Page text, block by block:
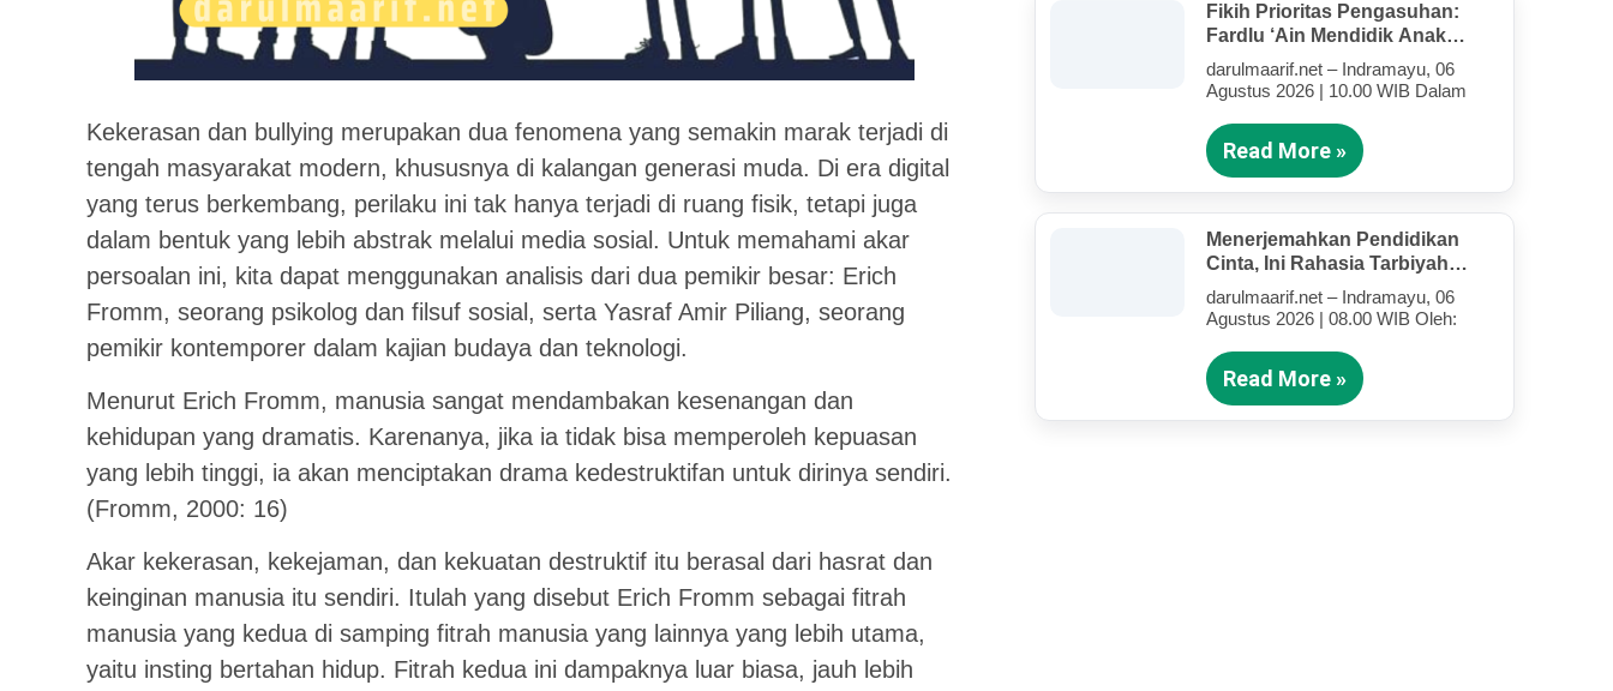
Kekerasan dan bullying merupakan dua fenomena yang semakin marak terjadi di
tengah masyarakat modern, khususnya di kalangan generasi muda. Di era digital
yang terus berkembang, perilaku ini tak hanya terjadi di ruang fisik, tetapi juga
dalam bentuk yang lebih abstrak melalui media sosial. Untuk memahami akar
persoalan ini, kita dapat menggunakan analisis dari dua pemikir besar: Erich
Fromm, seorang psikolog dan filsuf sosial, serta Yasraf Amir Piliang, seorang
pemikir kontemporer dalam kajian budaya dan teknologi.
Menurut Erich Fromm, manusia sangat mendambakan kesenangan dan
kehidupan yang dramatis. Karenanya, jika ia tidak bisa memperoleh kepuasan
yang lebih tinggi, ia akan menciptakan drama kedestruktifan untuk dirinya sendiri.
(Fromm, 2000: 16)
Akar kekerasan, kekejaman, dan kekuatan destruktif itu berasal dari hasrat dan
keinginan manusia itu sendiri. Itulah yang disebut Erich Fromm sebagai fitrah
manusia yang kedua di samping fitrah manusia yang lainnya yang lebih utama,
yaitu insting bertahan hidup. Fitrah kedua ini dampaknya luar biasa, jauh lebih
Fikih Prioritas Pengasuhan:
Fardlu ‘Ain Mendidik Anak
Kandung Di Tengah Kesibukan
Mengajar
darulmaarif.net – Indramayu, 06
Agustus 2026 | 10.00 WIB Dalam
Read More »
Menerjemahkan Pendidikan
Cinta, Ini Rahasia Tarbiyah
Rosululloh SAW Bagi Anak-
Anak Yang Terluka (Bagian IV)
darulmaarif.net – Indramayu, 06
Agustus 2026 | 08.00 WIB Oleh:
Read More »